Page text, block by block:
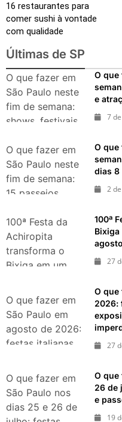
16 restaurantes para
comer sushi à vontade
com qualidade
Últimas de SP
O que fazer em
São Paulo neste
fim de semana:
shows, festivais,
atrações para o
Dia dos Pais
O que
e
7
O que fazer em
São Paulo neste
fim de semana:
15 passeios
dias 8 e 9 de
agosto de 2026
O que
dias 8
2
100ª Festa da
Achiropita
transforma o
Bixiga em um
durante agosto
de 2026
100ª
27
O que fazer em
São Paulo em
agosto de 2026:
festas italianas,
exposições,
parques e
passeios
imperdíveis
O que
2026:
27
O que fazer em
São Paulo nos
dias 25 e 26 de
O que
26 de
e
19